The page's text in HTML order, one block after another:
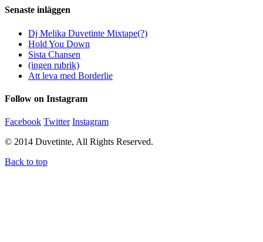
Senaste inläggen
Dj Melika Duvetinte Mixtape(?)
Hold You Down
Sista Chansen
(ingen rubrik)
Att leva med Borderlie
Follow on Instagram
Facebook Twitter Instagram
© 2014 Duvetinte, All Rights Reserved.
Back to top